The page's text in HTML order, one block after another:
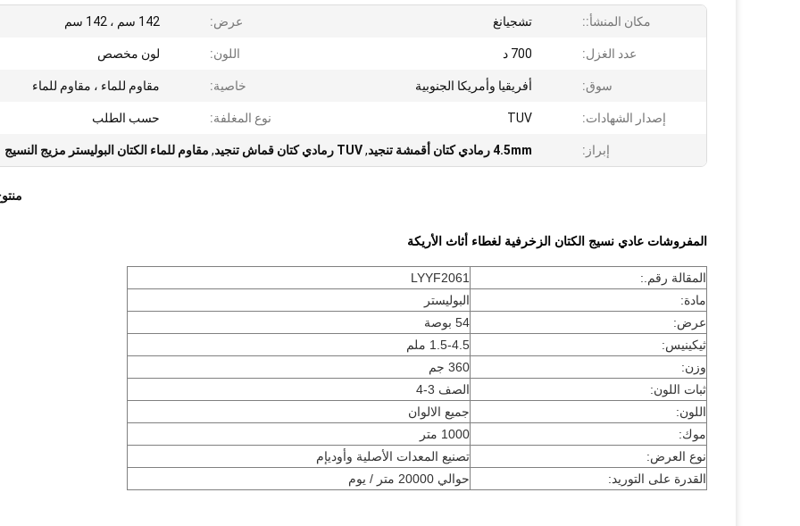
مكان المنشأ:: تشجيانغ عرض: 142 سم ، 142 سم
عدد الغزل: 700 د اللون: لون مخصص
سوق: أفريقيا وأمريكا الجنوبية خاصية: مقاوم للماء ، مقاوم للماء
إصدار الشهادات: TUV نوع المغلفة: حسب الطلب
إبراز: 4.5mm رمادي كتان أقمشة تنجيد ,TUV رمادي كتان قماش تنجيد , مقاوم للماء الكتان البوليستر مزيج النسيج
المفروشات عادي نسيج الكتان الزخرفية لغطاء أثاث الأريكة
المقالة رقم.:
LYYF2061
مادة:
البوليستر
عرض:
54 بوصة
ثيكينيس:
1.5-4.5 ملم
وزن:
360 جم
ثبات اللون:
الصف 3-4
اللون:
جميع الالوان
موك:
1000 متر
نوع العرض:
تصنيع المعدات الأصلية وأوديإم
القدرة على التوريد:
حوالي 20000 متر / يوم